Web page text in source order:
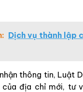
Dịch vụ thành lập
thông tin, Luật
địa chỉ mới, tư